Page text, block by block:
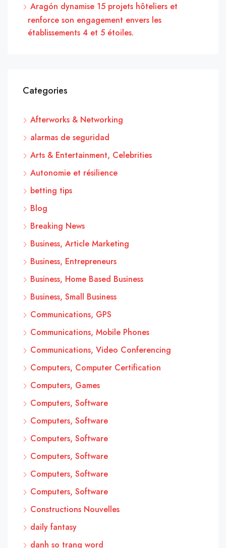
Aragón dynamise 15 projets hôteliers et
renforce son engagement envers les
établissements 4 et 5 étoiles.
Categories
Afterworks & Networking
alarmas de seguridad
Arts & Entertainment, Celebrities
Autonomie et résilience
betting tips
Blog
Breaking News
Business, Article Marketing
Business, Entrepreneurs
Business, Home Based Business
Business, Small Business
Communications, GPS
Communications, Mobile Phones
Communications, Video Conferencing
Computers, Computer Certification
Computers, Games
Computers, Software
Computers, Software
Computers, Software
Computers, Software
Computers, Software
Computers, Software
Constructions Nouvelles
daily fantasy
danh so trang word